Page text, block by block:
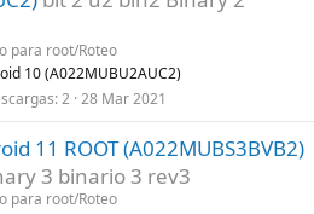
para root/Roteo
10 (A022MUBU2AUC2)
2 28 Mar 2021
11 ROOT (A022MUBS3BVB2)
3 binario 3 rev3
para root/Roteo